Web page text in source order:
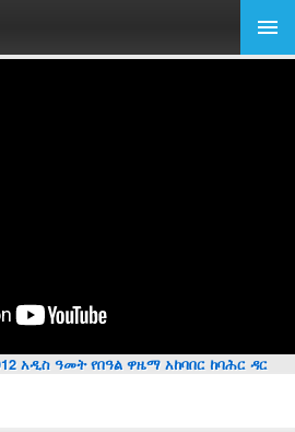
አዲስ ዓመት የበዓል ዋዜማ አከባበር ከባሕር ዳር